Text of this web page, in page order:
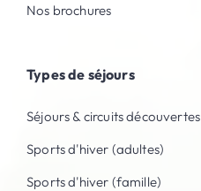
Nos brochures
Types de séjours
Séjours & circuits découvertes
Sports d'hiver (adultes)
Sports d'hiver (famille)